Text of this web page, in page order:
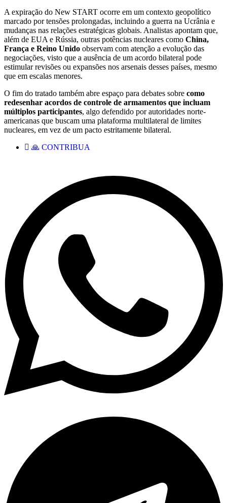
A expiração do New START ocorre em um contexto geopolítico
marcado por tensões prolongadas, incluindo a guerra na Ucrânia e
mudanças nas relações estratégicas globais. Analistas apontam que,
além de EUA e Rússia, outras potências nucleares como China,
França e Reino Unido observam com atenção a evolução das
negociações, visto que a ausência de um acordo bilateral pode
estimular revisões ou expansões nos arsenais desses países, mesmo
que em escalas menores.
O fim do tratado também abre espaço para debates sobre como
redesenhar acordos de controle de armamentos que incluam
múltiplos participantes, algo defendido por autoridades norte-
americanas que buscam uma plataforma multilateral de limites
nucleares, em vez de um pacto estritamente bilateral.
🙏 CONTRIBUA